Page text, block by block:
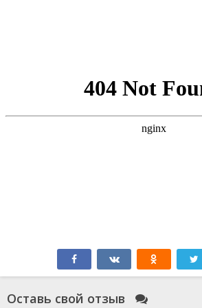
Оставь свой отзыв